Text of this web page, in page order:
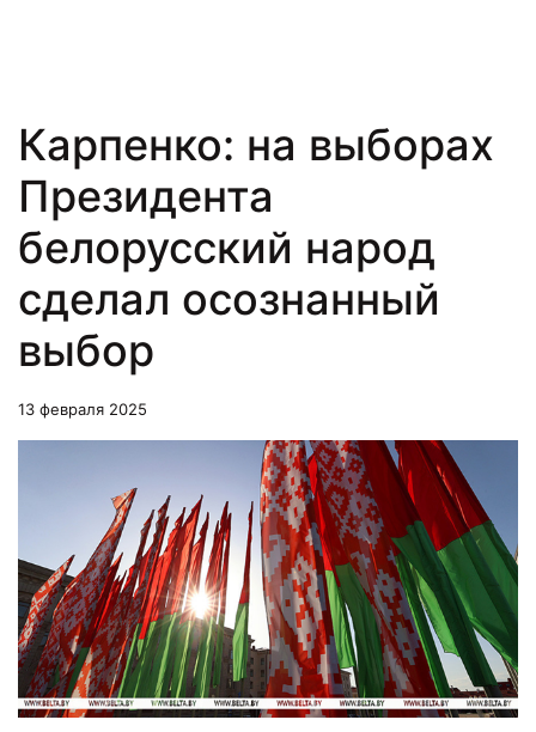
Карпенко: на выборах
Президента
белорусский народ
сделал осознанный
выбор
13 февраля 2025